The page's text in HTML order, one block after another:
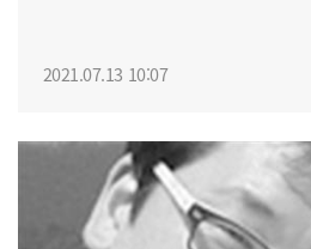
2021.07.13 10:07